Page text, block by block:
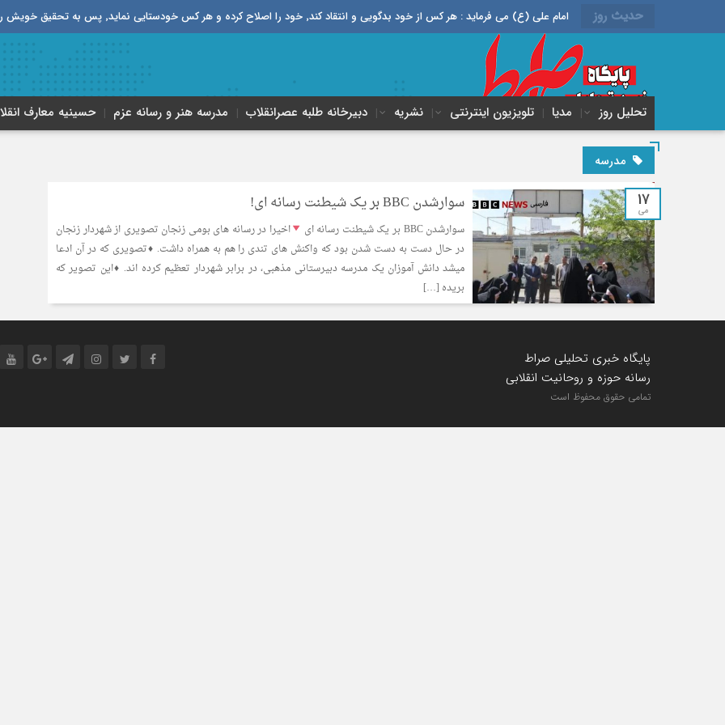
حدیث روز امام علی (ع) می فرماید : هر کس از خود بدگویی و انتقاد کند٬ خود را اصلاح کرده و هر کس خودستایی نماید٬ پس به تحقیق خویش را تباه نموده است.
تحلیل روز مدیا تلویزیون اینترنتی نشریه دبیرخانه طلبه‌ عصر‌انقلاب مدرسه هنر و رسانه عزم حسینیه معارف
مدرسه
17
می سوارشدن BBC بر یک شیطنت رسانه ای!
سوارشدن BBC بر یک شیطنت رسانه ای
اخیرا در رسانه های بومی زنجان تصویری از شهردار زنجان
در حال دست به دست شدن بود که واکنش های تندی را هم به همراه داشت. ♦تصویری که در آن ادعا
میشد دانش آموزان یک مدرسه دبیرستانی مذهبی، در برابر شهردار تعظیم کرده اند. ♦این تصویر که
بریده […]
پایگاه خبری تحلیلی صراط
رسانه حوزه و روحانیت انقلابی
تمامی حقوق محفوظ است